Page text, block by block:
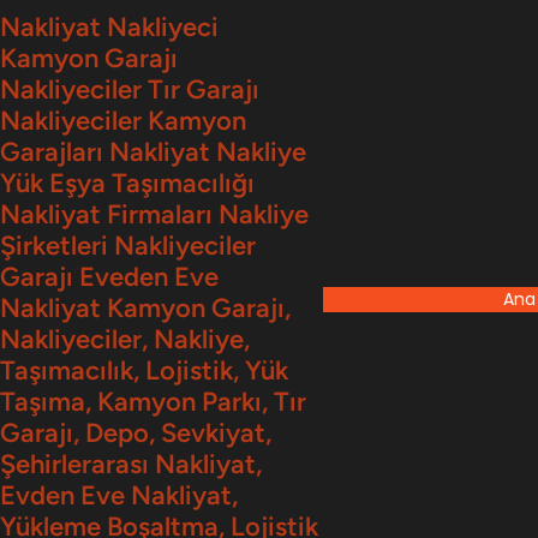
İçeriğe
geç
Nakliyat Nakliyeci
Kamyon Garajı
Nakliyeciler Tır Garajı
Nakliyeciler Kamyon
Garajları Nakliyat Nakliye
Yük Eşya Taşımacılığı
Nakliyat Firmaları Nakliye
Şirketleri Nakliyeciler
Garajı Eveden Eve
Nakliyat Kamyon Garajı,
Nakliyeciler, Nakliye,
Taşımacılık, Lojistik, Yük
Taşıma, Kamyon Parkı, Tır
Garajı, Depo, Sevkiyat,
Şehirlerarası Nakliyat,
Evden Eve Nakliyat,
Yükleme Boşaltma, Lojistik